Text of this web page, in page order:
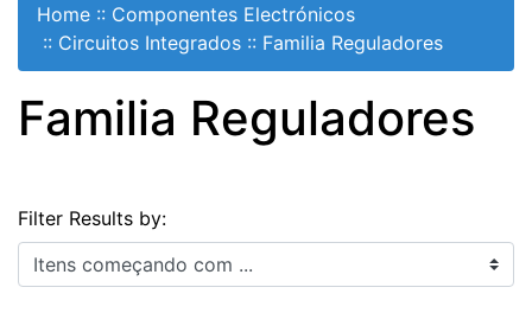
Home :: Componentes Electrónicos
:: Circuitos Integrados :: Familia Reguladores
Familia Reguladores
Filter Results by:
Itens começando com ...